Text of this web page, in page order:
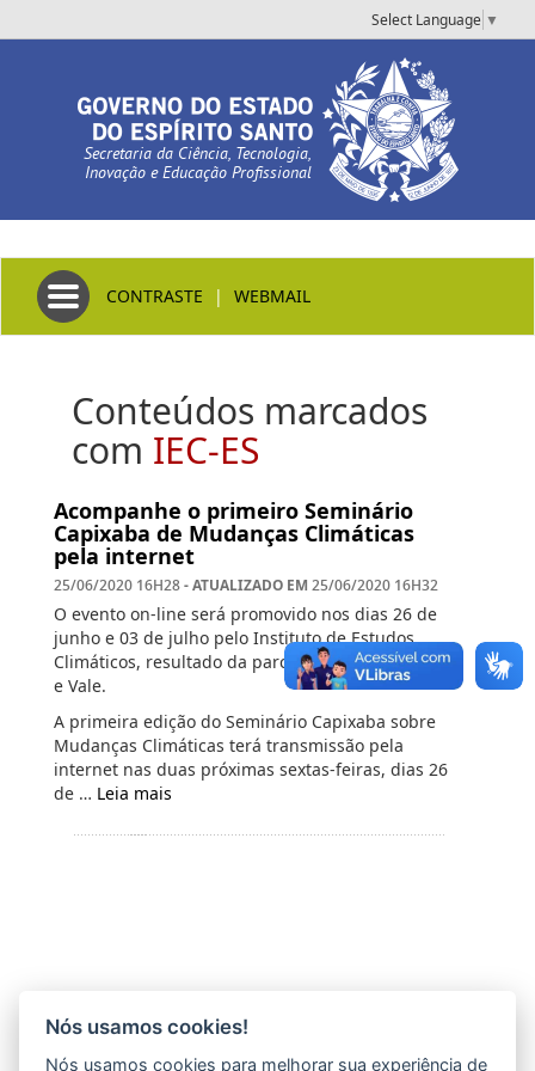
Select Language ▼
Secretaria da Ciência, Tecnologia,
Inovação e Educação Profissional
Toggle navigation
CONTRASTE | WEBMAIL
Conteúdos marcados
com IEC-ES
Acompanhe o primeiro Seminário
Capixaba de Mudanças Climáticas
pela internet
25/06/2020 16H28- ATUALIZADO EM 25/06/2020 16H32
O evento on-line será promovido nos dias 26 de
junho e 03 de julho pelo Instituto de Estudos
Climáticos, resultado da parceria entre Fapes, Ufes
e Vale.
A primeira edição do Seminário Capixaba sobre
Mudanças Climáticas terá transmissão pela
internet nas duas próximas sextas-feiras, dias 26
de … Leia mais
Nós usamos cookies!
Nós usamos cookies para melhorar sua experiência de